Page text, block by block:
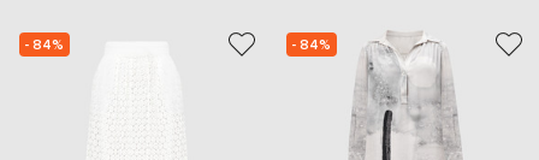
- 84% - 84%